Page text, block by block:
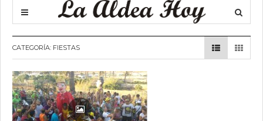
CATEGORÍA: FIESTAS